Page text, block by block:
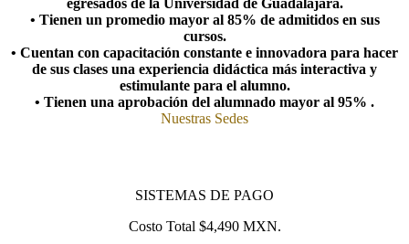
egresados de la Universidad de Guadalajara.
• Tienen un promedio mayor al 85% de admitidos en sus
cursos.
• Cuentan con capacitación constante e innovadora para hacer
de sus clases una experiencia didáctica más interactiva y
estimulante para el alumno.
• Tienen una aprobación del alumnado mayor al 95% .
Nuestras Sedes
SISTEMAS DE PAGO
Costo Total $4,490 MXN.